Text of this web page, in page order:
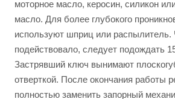
моторное масло, керосин, силикон
масло. Для более глубокого
используют шприц или
подействовало, следует подождать
Застрявший ключ вынимают
отверткой. После окончания работы
полностью заменить запорный